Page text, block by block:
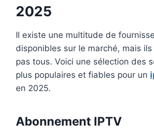
2025
Il existe une multitude de
disponibles sur le marché, mais
pas tous. Voici une sélection des
plus populaires et fiables pour un
en 2025.
Abonnement IPTV